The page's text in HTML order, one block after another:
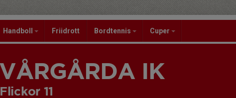
Handboll Friidrott Bordtennis Cuper
VÅRGÅRDA IK
Flickor 11